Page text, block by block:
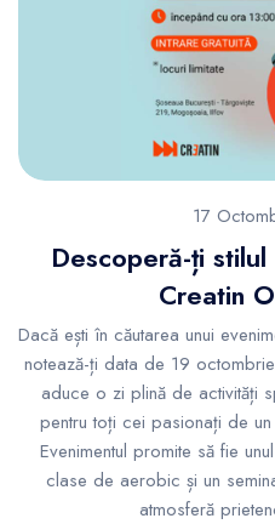
17
Descoperă-ți
Creatin
Dacă ești în căutarea unui
notează-ți data de 19
aduce o zi plină de activități
pentru toți cei pasionați de
Evenimentul promite să fie
clase de aerobic și un
atmosferă